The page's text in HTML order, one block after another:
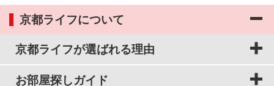
京都ライフについて
京都ライフが選ばれる理由
お部屋探しガイド